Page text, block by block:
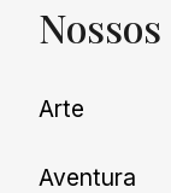
Nossos
Arte
Aventura